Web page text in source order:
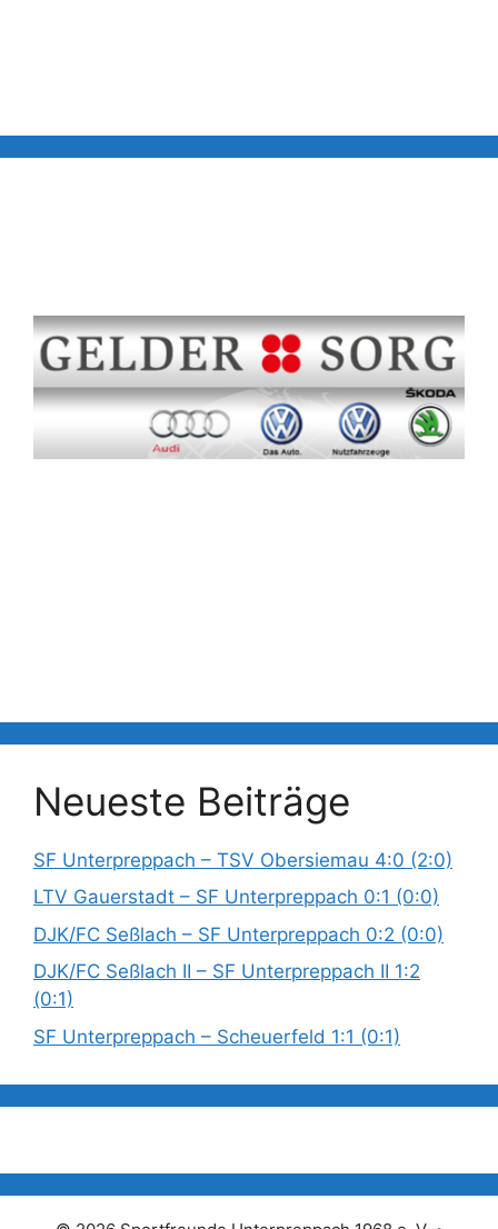
Neueste Beiträge
SF Unterpreppach – TSV Obersiemau 4:0 (2:0)
LTV Gauerstadt – SF Unterpreppach 0:1 (0:0)
DJK/FC Seßlach – SF Unterpreppach 0:2 (0:0)
DJK/FC Seßlach II – SF Unterpreppach II 1:2
(0:1)
SF Unterpreppach – Scheuerfeld 1:1 (0:1)